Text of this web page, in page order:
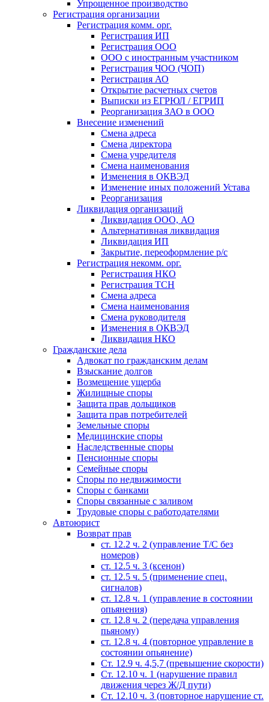
Упрощенное производство
Регистрация организации
Регистрация комм. орг.
Регистрация ИП
Регистрация ООО
ООО с иностранным участником
Регистрация ЧОО (ЧОП)
Регистрация АО
Открытие расчетных счетов
Выписки из ЕГРЮЛ / ЕГРИП
Реорганизация ЗАО в ООО
Внесение изменений
Смена адреса
Смена директора
Cмена учредителя
Смена наименования
Изменения в ОКВЭД
Изменение иных положений Устава
Реорганизация
Ликвидация организаций
Ликвидация ООО, АО
Альтернативная ликвидация
Ликвидация ИП
Закрытие, переоформление р/с
Регистрация некомм. орг.
Регистрация НКО
Регистрация ТСН
Смена адреса
Смена наименования
Смена руководителя
Изменения в ОКВЭД
Ликвидация НКО
Гражданские дела
Адвокат по гражданским делам
Взыскание долгов
Возмещение ущерба
Жилищные споры
Защита прав дольщиков
Защита прав потребителей
Земельные споры
Медицинские споры
Наследственные споры
Пенсионные споры
Семейные споры
Cпоры по недвижимости
Споры с банками
Споры связанные с заливом
Трудовые споры с работодателями
Автоюрист
Возврат прав
ст. 12.2 ч. 2 (управление Т/С без
номеров)
ст. 12.5 ч. 3 (ксенон)
ст. 12.5 ч. 5 (применение спец.
сигналов)
cт. 12.8 ч. 1 (управление в состоянии
опьянения)
ст. 12.8 ч. 2 (передача управления
пьяному)
ст. 12.8 ч. 4 (повторное управление в
состоянии опьянение)
Ст. 12.9 ч. 4,5,7 (превышение скорости)
Ст. 12.10 ч. 1 (нарушение правил
движения через Ж/Д пути)
Ст. 12.10 ч. 3 (повторное нарушение ст.